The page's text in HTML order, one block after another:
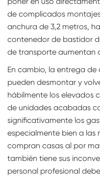
de complicados
anchura de 3,2 metros,
contenedor de bastidor
de transporte aumentan
En cambio, la entrega de
pueden desmontar y
hábilmente los elevados
de unidades acabadas
significativamente los
especialmente bien a las
compran casas al por
también tiene sus
personal profesional